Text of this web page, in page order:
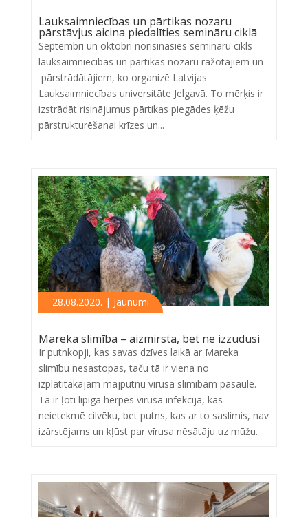
Lauksaimniecības un pārtikas nozaru
pārstāvjus aicina piedalīties semināru ciklā
Septembrī un oktobrī norisināsies semināru cikls
lauksaimniecības un pārtikas nozaru ražotājiem un
pārstrādātājiem, ko organizē Latvijas
Lauksaimniecības universitāte Jelgavā. To mērķis ir
izstrādāt risinājumus pārtikas piegādes ķēžu
pārstrukturēšanai krīzes un...
28.08.2020. | Jaunumi
Mareka slimība – aizmirsta, bet ne izzudusi
Ir putnkopji, kas savas dzīves laikā ar Mareka
slimību nesastopas, taču tā ir viena no
izplatītākajām mājputnu vīrusa slimībām pasaulē.
Tā ir ļoti lipīga herpes vīrusa infekcija, kas
neietekmē cilvēku, bet putns, kas ar to saslimis, nav
izārstējams un kļūst par vīrusa nēsātāju uz mūžu.